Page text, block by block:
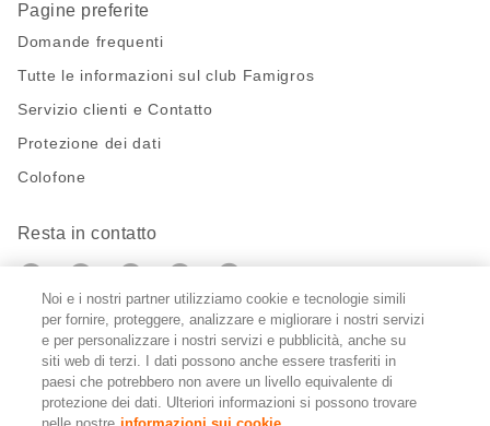
Pagine preferite
Domande frequenti
Tutte le informazioni sul club Famigros
Servizio clienti e Contatto
Protezione dei dati
Colofone
Resta in contatto
https://twitter.com/migros?
https://www.youtube.com/user/
PinterestInstagram
Impostazioni cookie
FR IT
Noi e i nostri partner utilizziamo cookie e tecnologie simili
per fornire, proteggere, analizzare e migliorare i nostri servizi
e per personalizzare i nostri servizi e pubblicità, anche su
siti web di terzi. I dati possono anche essere trasferiti in
paesi che potrebbero non avere un livello equivalente di
protezione dei dati. Ulteriori informazioni si possono trovare